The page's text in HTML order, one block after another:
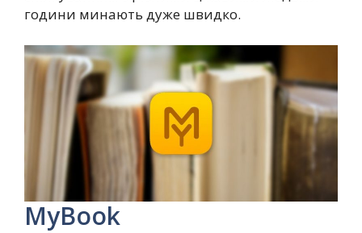
години минають дуже швидко.
MyBook